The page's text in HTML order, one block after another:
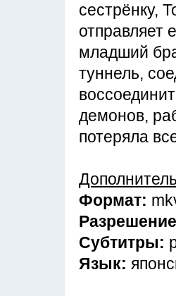
сестрёнку,
отправляет
младший
туннель,
демонов,
потеряла
Формат:
Субтитры:
Язык: